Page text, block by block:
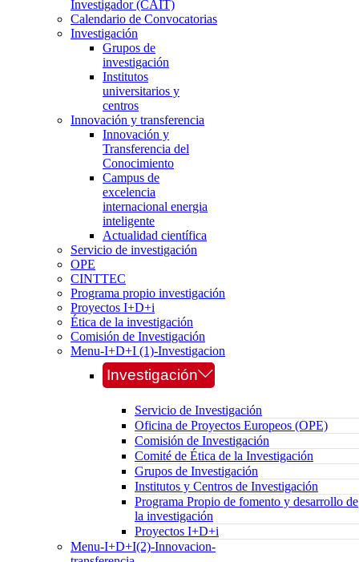
Investigador (CAIT)
Calendario de Convocatorias
Investigación
Grupos de
investigación
Institutos
universitarios y
centros
Innovación y transferencia
Innovación y
Transferencia del
Conocimiento
Campus de
excelencia
internacional energia
inteligente
Actualidad científica
Servicio de investigación
OPE
CINTTEC
Programa propio investigación
Proyectos I+D+i
Ética de la investigación
Comisión de Investigación
Menu-I+D+I (1)-Investigacion
Investigación
Servicio de Investigación
Oficina de Proyectos Europeos (OPE)
Comisión de Investigación
Comité de Ética de la Investigación
Grupos de Investigación
Institutos y Centros de Investigación
Programa Propio de fomento y desarrollo de
la investigación
Proyectos I+D+i
Menu-I+D+I(2)-Innovacion-